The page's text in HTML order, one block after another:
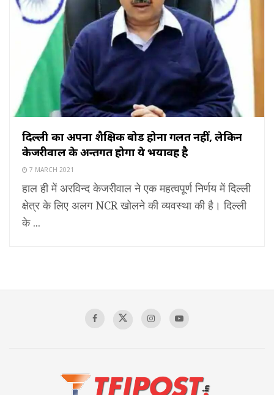
दिल्ली का अपना शैक्षिक बोर्ड होना गलत नहीं, लेकिन
केजरीवाल के अन्तर्गत होगा ये भयावह है
7 MARCH 2021
हाल ही में अरविन्द केजरीवाल ने एक महत्वपूर्ण निर्णय में दिल्ली
क्षेत्र के लिए अलग NCR खोलने की व्यवस्था की है। दिल्ली
के ...